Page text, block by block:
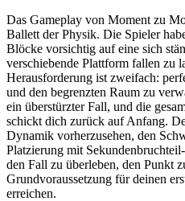
Das Gameplay von Moment zu
Ballett der Physik. Die Spieler
Blöcke vorsichtig auf eine sich
verschiebende Plattform fallen zu
Herausforderung ist zweifach:
und den begrenzten Raum zu
ein überstürzter Fall, und die
schickt dich zurück auf Anfang.
Dynamik vorherzusehen, den
Platzierung mit
den Fall zu überleben, den Punkt
Grundvoraussetzung für deinen
erreichen.